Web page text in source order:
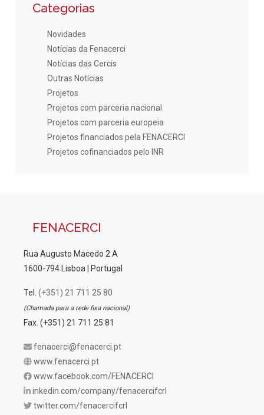
Categorias
Novidades
Notícias da Fenacerci
Notícias das Cercis
Outras Notícias
Projetos
Projetos com parceria nacional
Projetos com parceria europeia
Projetos financiados pela FENACERCI
Projetos cofinanciados pelo INR
FENACERCI
Rua Augusto Macedo 2 A
1600-794 Lisboa | Portugal
Tel. (+351) 21 711 25 80
(Chamada para a rede fixa nacional)
Fax. (+351) 21 711 25 81
fenacerci@fenacerci.pt
www.fenacerci.pt
www.facebook.com/FENACERCI
inkedin.com/company/fenacercifcrl
twitter.com/fenacercifcrl